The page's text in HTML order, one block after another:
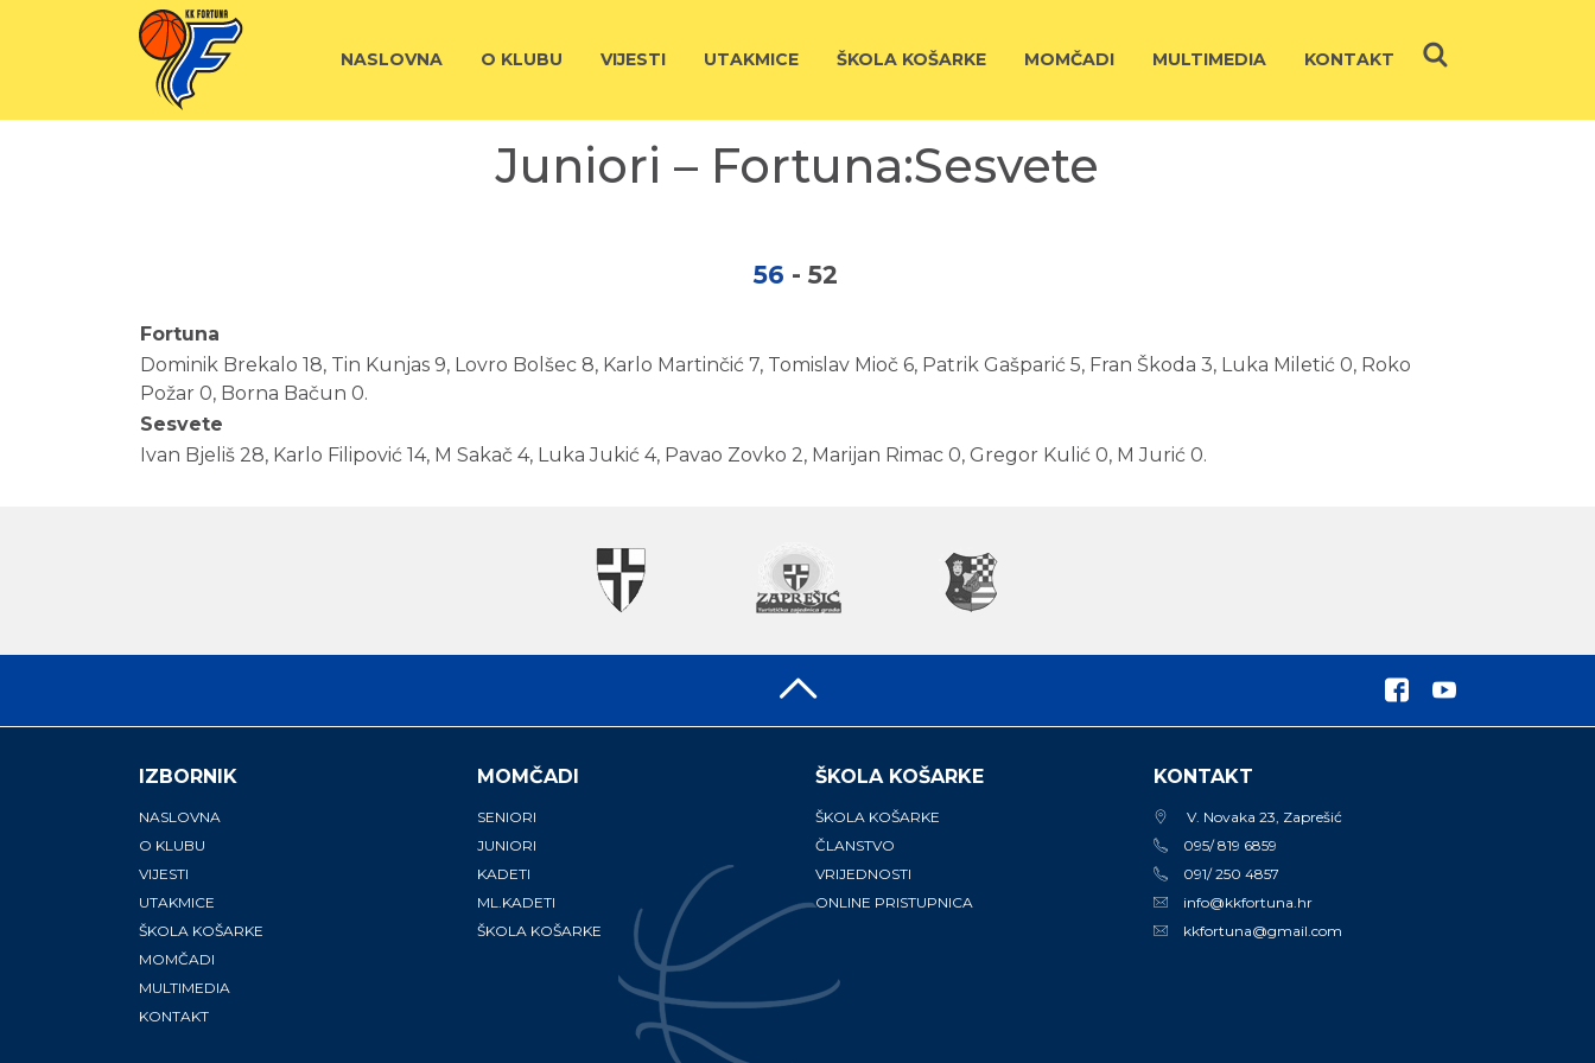
NASLOVNA O KLUBU VIJESTI UTAKMICE ŠKOLA KOŠARKE MOMČADI MULTIMEDIA KONTAKT
Juniori – Fortuna:Sesvete
56 - 52
Fortuna
Dominik Brekalo 18, Tin Kunjas 9, Lovro Bolšec 8, Karlo Martinčić 7, Tomislav Mioč 6, Patrik Gašparić 5, Fran Škoda 3, Luka Miletić 0, Roko
Požar 0, Borna Bačun 0.
Sesvete
Ivan Bjeliš 28, Karlo Filipović 14, M Sakač 4, Luka Jukić 4, Pavao Zovko 2, Marijan Rimac 0, Gregor Kulić 0, M Jurić 0.
IZBORNIK
NASLOVNA
O KLUBU
VIJESTI
UTAKMICE
ŠKOLA KOŠARKE
MOMČADI
MULTIMEDIA
KONTAKT
MOMČADI
SENIORI
JUNIORI
KADETI
ML.KADETI
ŠKOLA KOŠARKE
ŠKOLA KOŠARKE
ŠKOLA KOŠARKE
ČLANSTVO
VRIJEDNOSTI
ONLINE PRISTUPNICA
KONTAKT
V. Novaka 23, Zaprešić
095/ 819 6859
091/ 250 4857
info@kkfortuna.hr
kkfortuna@gmail.com